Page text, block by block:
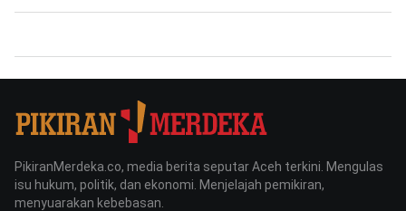
PikiranMerdeka.co, media berita seputar Aceh terkini. Mengulas
isu hukum, politik, dan ekonomi. Menjelajah pemikiran,
menyuarakan kebebasan.